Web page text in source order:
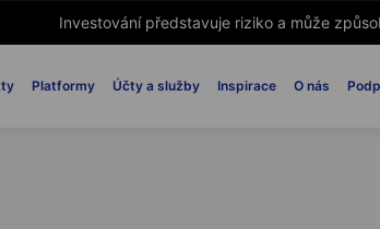
Investování představuje riziko a může
Platformy Účty a služby Inspirace O nás